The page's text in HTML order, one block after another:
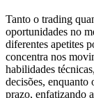
Tanto o trading
oportunidades no
diferentes apetites
concentra nos
habilidades
decisões, enquanto
prazo, enfatizando